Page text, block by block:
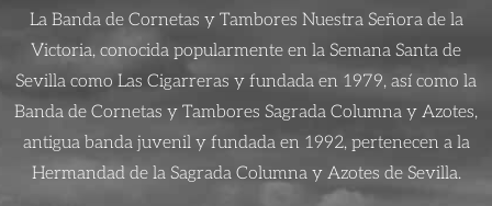
La Banda de Cornetas y Tambores Nuestra Señora de la
Victoria, conocida popularmente en la Semana Santa de
Sevilla como Las Cigarreras y fundada en 1979, así como la
Banda de Cornetas y Tambores Sagrada Columna y Azotes,
antigua banda juvenil y fundada en 1992, pertenecen a la
Hermandad de la Sagrada Columna y Azotes de Sevilla.